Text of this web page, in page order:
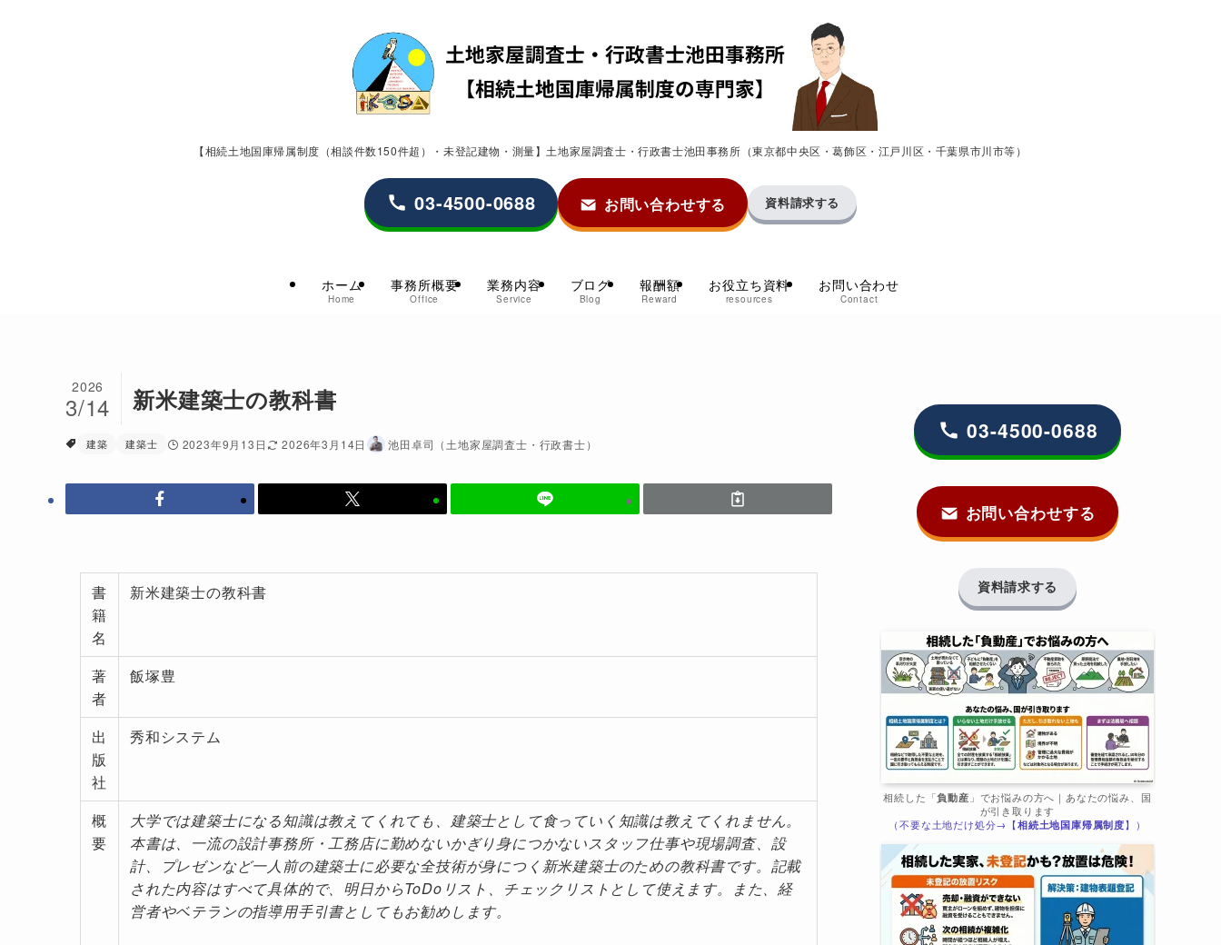
【相続土地国庫帰属制度（相談件数150件超）・未登記建物・測量】土地家屋調査士・行政書士池田事務所（東京都中央区・葛飾区・江戸川区・千葉県市川市等）
ホーム
Home
事務所概要
Office
業務内容
Service
ブログ
Blog
報酬額
Reward
お役立ち資料
resources
お問い合わせ
Contact
03-4500-0688 お問い合わせする 資料請求する
新米建築士の教科書
2026
3/14
建築 建築士 2023年9月13日 2026年3月14日 池田卓司（土地家屋調査士・行政書士）
書
籍
名
新米建築士の教科書
著
者
飯塚豊
出
版
社
秀和システム
概
要
大学では建築士になる知識は教えてくれても、建築士として食っていく知識は教えてくれません。
本書は、一流の設計事務所・工務店に勤めないかぎり身につかないスタッフ仕事や現場調査、設
計、プレゼンなど一人前の建築士に必要な全技術が身につく新米建築士のための教科書です。記載
された内容はすべて具体的で、明日からToDoリスト、チェックリストとして使えます。また、経
営者やベテランの指導用手引書としてもお勧めします。
03-4500-0688
お問い合わせする
資料請求する
相続した「負動産 」でお悩みの方へ｜あなたの悩み、国
が引き取ります
（不要な土地だけ処分→【相続土地国庫帰属制度】）